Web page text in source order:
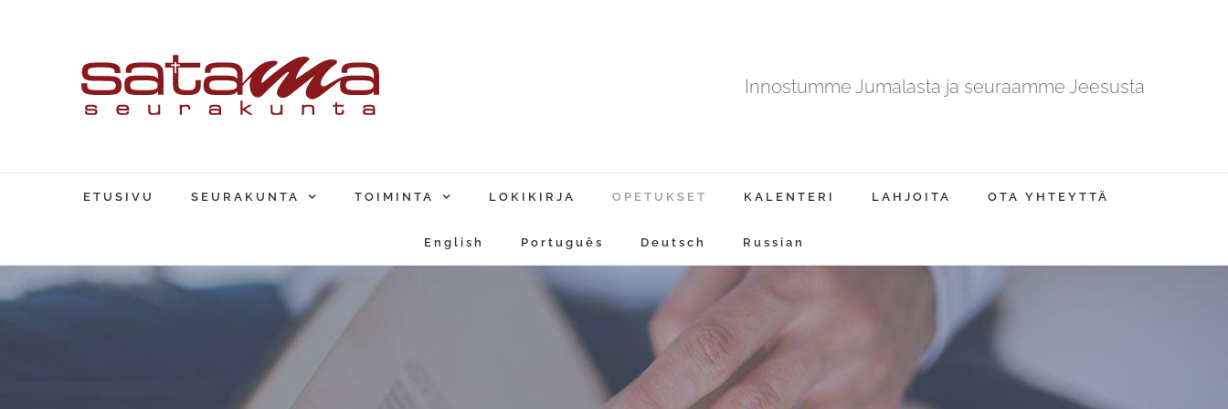
Innostumme Jumalasta ja seuraamme Jeesusta
ETUSIVU SEURAKUNTA TOIMINTA LOKIKIRJA OPETUKSET KALENTERI LAHJOITA OTA YHTEYTTÄ
English Português Deutsch Russian